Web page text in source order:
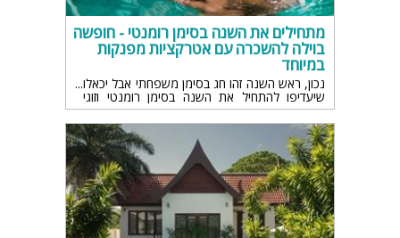
מתחילים את השנה בסימן רומנטי - חופשה
בוילה להשכרה עם אטרקציות מפנקות
במיוחד
נכון, ראש השנה זהו חג בסימן משפחתי אבל יכאלו
שיעדיפו להתחיל את השנה בסימן רומנטי וזוגי
במיוחד. לשם כך מצאנו עבורכם את הוילות
היוקרתיות והמפנקות ביותר עם מתחמי ספא, בית
קולנוע פרטי ועוד.